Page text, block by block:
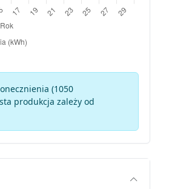
(1050
produkcja zależy od